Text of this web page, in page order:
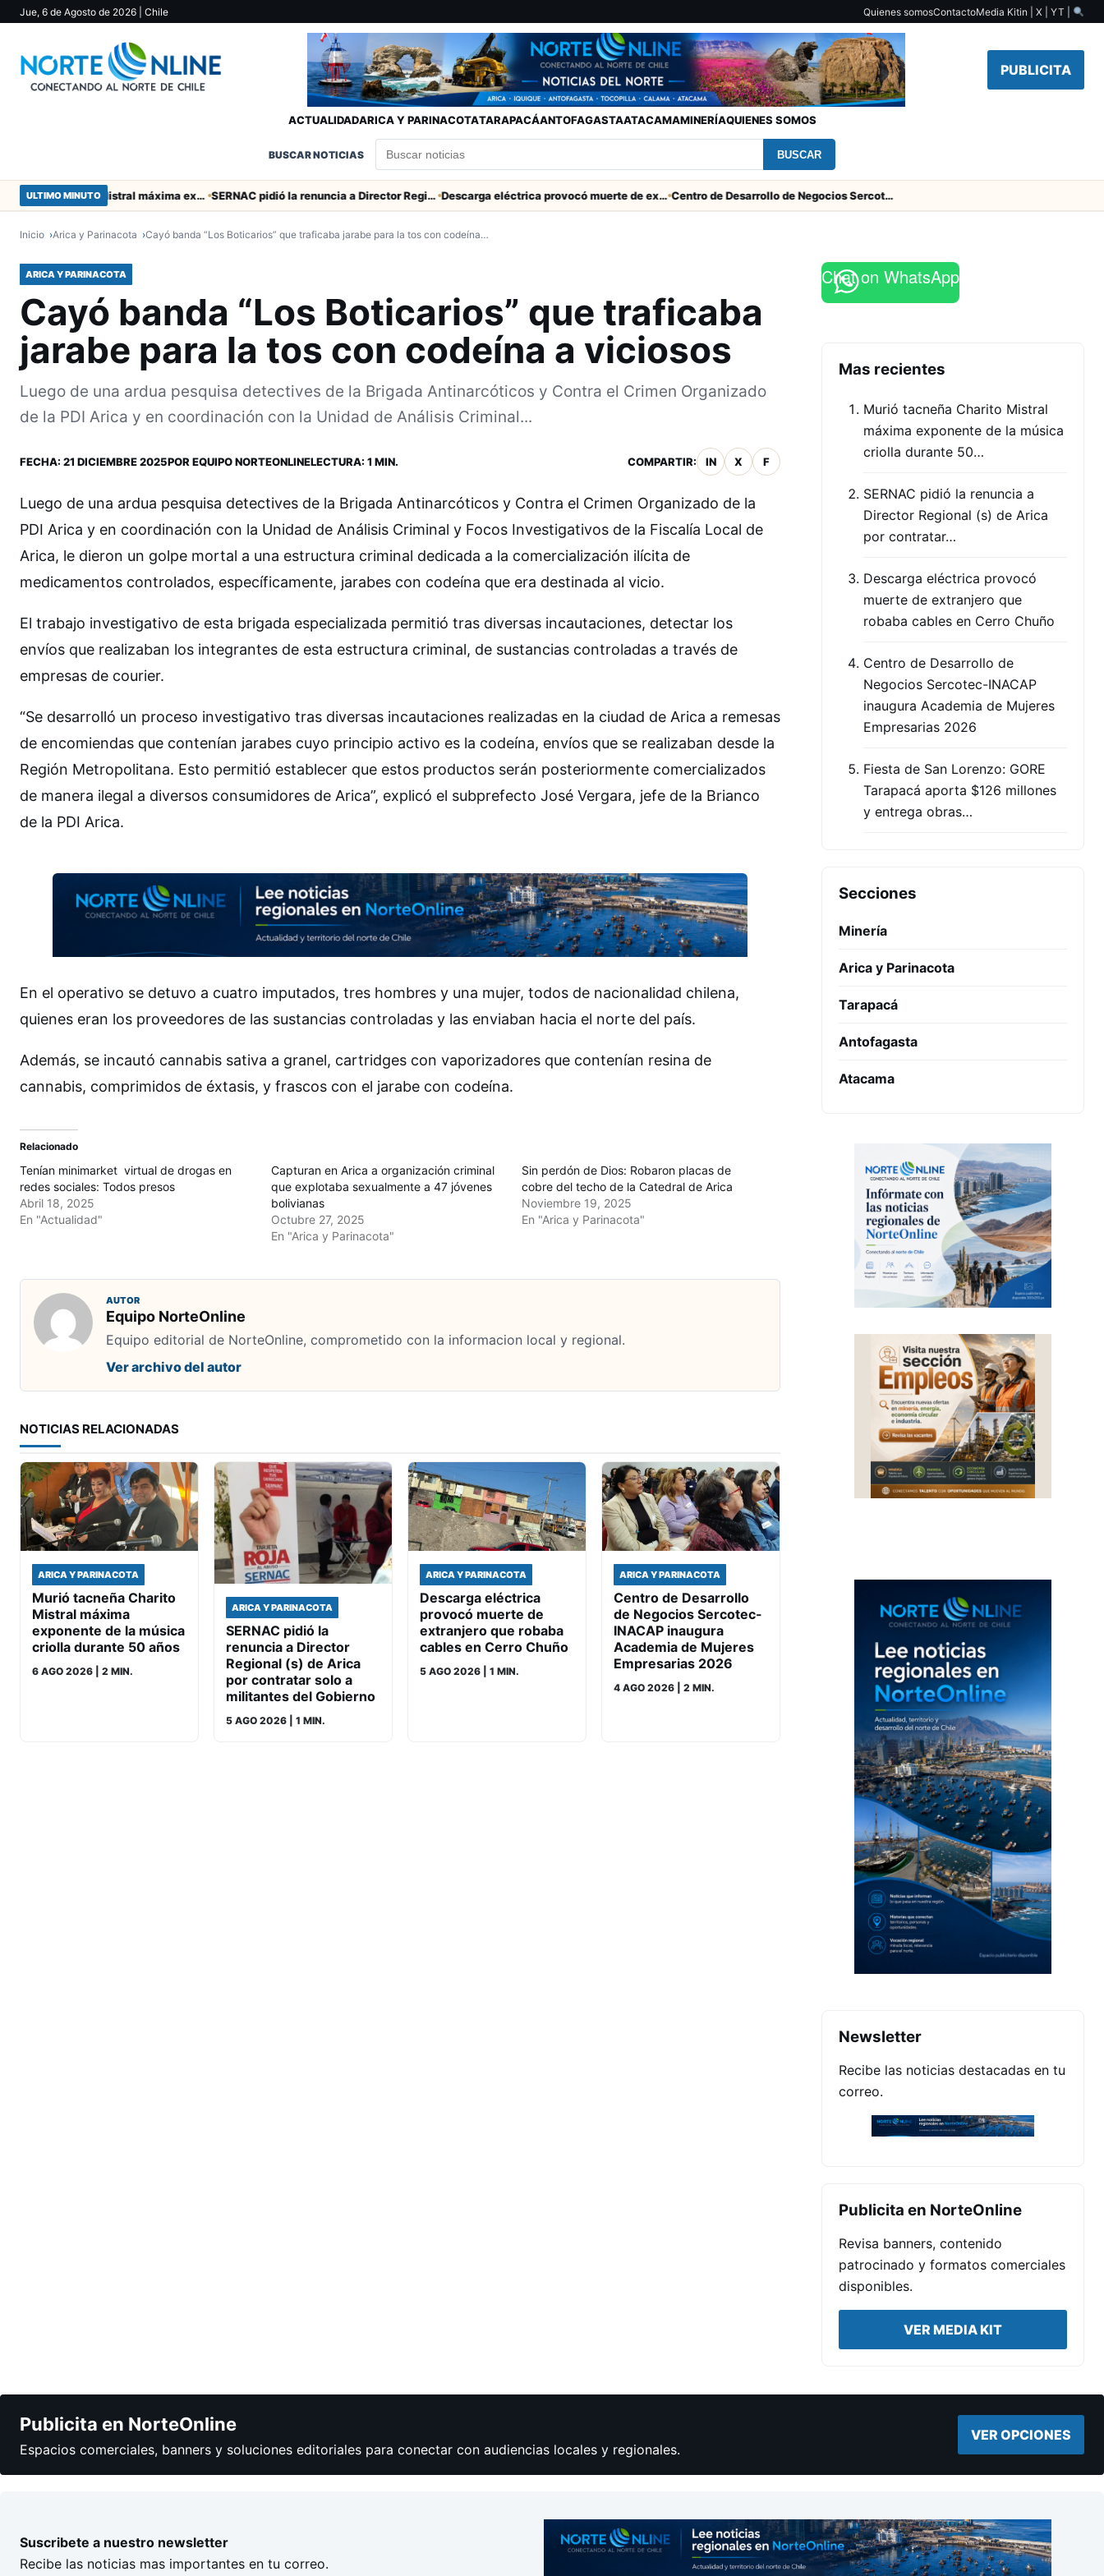
Jue, 6 de Agosto de 2026 | Chile Quienes somosContactoMedia Kitin | X | YT |
PUBLICITA
ACTUALIDADARICA Y PARINACOTATARAPACÁANTOFAGASTAATACAMAMINERÍAQUIENES SOMOS
BUSCAR NOTICIAS BUSCAR
ULTIMO MINUTO Murió tacneña Charito Mistral máxima exponente de la música criolla durante 50 años SERNAC pidió la renuncia a Director Regional (s) de Arica por contratar solo a militantes del Gobierno Descarga eléctrica provocó muerte de extranjero que robaba cables en Cerro Chuño Centro de Desarrollo de Negocios Sercotec-INACAP inaugura Academia de Mujeres Empresarias 2026
Inicio Arica y Parinacota Cayó banda “Los Boticarios” que traficaba jarabe para la tos con codeína…
ARICA Y PARINACOTA
Cayó banda “Los Boticarios” que traficaba
jarabe para la tos con codeína a viciosos
Luego de una ardua pesquisa detectives de la Brigada Antinarcóticos y Contra el Crimen Organizado
de la PDI Arica y en coordinación con la Unidad de Análisis Criminal...
FECHA: 21 DICIEMBRE 2025POR EQUIPO NORTEONLINELECTURA: 1 MIN. COMPARTIR: IN X F
Luego de una ardua pesquisa detectives de la Brigada Antinarcóticos y Contra el Crimen Organizado de la
PDI Arica y en coordinación con la Unidad de Análisis Criminal y Focos Investigativos de la Fiscalía Local de
Arica, le dieron un golpe mortal a una estructura criminal dedicada a la comercialización ilícita de
medicamentos controlados, específicamente, jarabes con codeína que era destinada al vicio.
El trabajo investigativo de esta brigada especializada permitió tras diversas incautaciones, detectar los
envíos que realizaban los integrantes de esta estructura criminal, de sustancias controladas a través de
empresas de courier.
“Se desarrolló un proceso investigativo tras diversas incautaciones realizadas en la ciudad de Arica a remesas
de encomiendas que contenían jarabes cuyo principio activo es la codeína, envíos que se realizaban desde la
Región Metropolitana. Esto permitió establecer que estos productos serán posteriormente comercializados
de manera ilegal a diversos consumidores de Arica”, explicó el subprefecto José Vergara, jefe de la Brianco
de la PDI Arica.
En el operativo se detuvo a cuatro imputados, tres hombres y una mujer, todos de nacionalidad chilena,
quienes eran los proveedores de las sustancias controladas y las enviaban hacia el norte del país.
Además, se incautó cannabis sativa a granel, cartridges con vaporizadores que contenían resina de
cannabis, comprimidos de éxtasis, y frascos con el jarabe con codeína.
Relacionado
Tenían minimarket virtual de drogas en
redes sociales: Todos presos
Abril 18, 2025
En "Actualidad"
Capturan en Arica a organización criminal
que explotaba sexualmente a 47 jóvenes
bolivianas
Octubre 27, 2025
En "Arica y Parinacota"
Sin perdón de Dios: Robaron placas de
cobre del techo de la Catedral de Arica
Noviembre 19, 2025
En "Arica y Parinacota"
AUTOR
Equipo NorteOnline
Equipo editorial de NorteOnline, comprometido con la informacion local y regional.
Ver archivo del autor
NOTICIAS RELACIONADAS
ARICA Y PARINACOTA
Murió tacneña Charito
Mistral máxima
exponente de la música
criolla durante 50 años
6 AGO 2026 | 2 MIN.
ARICA Y PARINACOTA
SERNAC pidió la
renuncia a Director
Regional (s) de Arica
por contratar solo a
militantes del Gobierno
5 AGO 2026 | 1 MIN.
ARICA Y PARINACOTA
Descarga eléctrica
provocó muerte de
extranjero que robaba
cables en Cerro Chuño
5 AGO 2026 | 1 MIN.
ARICA Y PARINACOTA
Centro de Desarrollo
de Negocios Sercotec-
INACAP inaugura
Academia de Mujeres
Empresarias 2026
4 AGO 2026 | 2 MIN.
Chat on WhatsApp
Mas recientes
Murió tacneña Charito Mistral
máxima exponente de la música
criolla durante 50…
SERNAC pidió la renuncia a
Director Regional (s) de Arica
por contratar…
Descarga eléctrica provocó
muerte de extranjero que
robaba cables en Cerro Chuño
Centro de Desarrollo de
Negocios Sercotec-INACAP
inaugura Academia de Mujeres
Empresarias 2026
Fiesta de San Lorenzo: GORE
Tarapacá aporta $126 millones
y entrega obras…
Secciones
Minería
Arica y Parinacota
Tarapacá
Antofagasta
Atacama
Newsletter
Recibe las noticias destacadas en tu
correo.
Publicita en NorteOnline
Revisa banners, contenido
patrocinado y formatos comerciales
disponibles.
VER MEDIA KIT
Publicita en NorteOnline
Espacios comerciales, banners y soluciones editoriales para conectar con audiencias locales y regionales.
VER OPCIONES
Suscribete a nuestro newsletter
Recibe las noticias mas importantes en tu correo.